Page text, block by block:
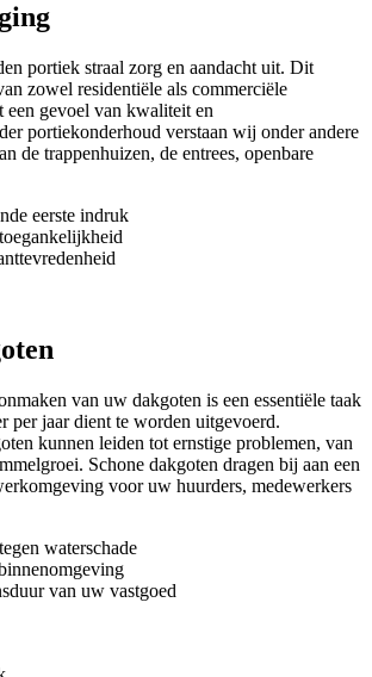
portiek straal zorg en aandacht uit. Dit
zowel residentiële als commerciële
een gevoel van kwaliteit en
portiekonderhoud verstaan wij onder andere
de trappenhuizen, de entrees, openbare
eerste indruk
van uw dakgoten is een essentiële taak
per jaar dient te worden uitgevoerd.
kunnen leiden tot ernstige problemen, van
Schone dakgoten dragen bij aan een
voor uw huurders, medewerkers
waterschade
van uw vastgoed